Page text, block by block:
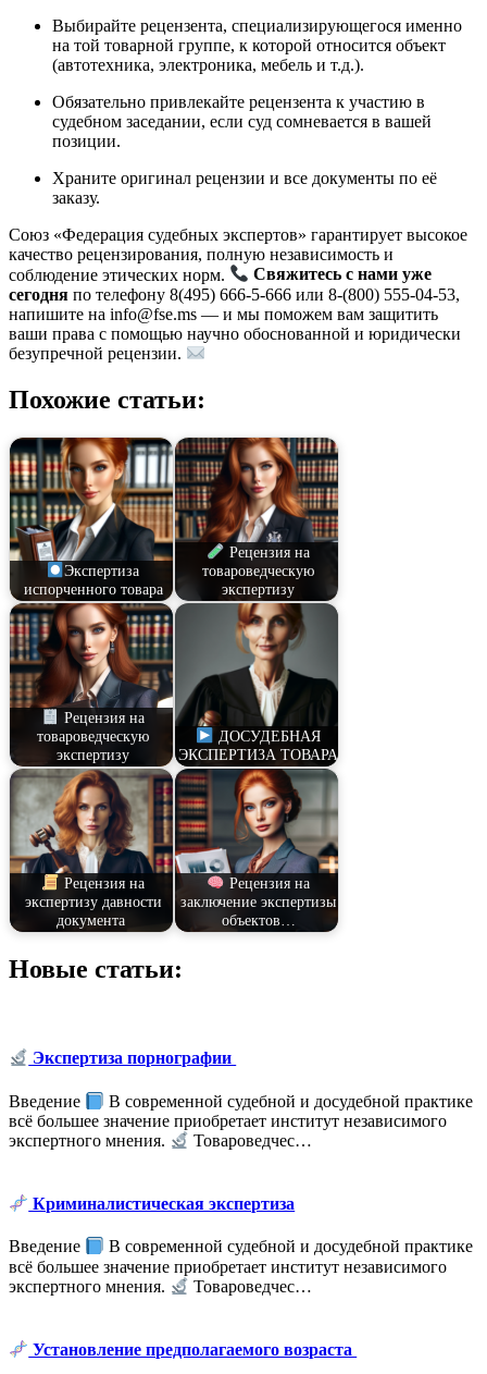
Выбирайте рецензента, специализирующегося именно
на той товарной группе, к которой относится объект
(автотехника, электроника, мебель и т.д.).
Обязательно привлекайте рецензента к участию в
судебном заседании, если суд сомневается в вашей
позиции.
Храните оригинал рецензии и все документы по её
заказу.
Союз «Федерация судебных экспертов» гарантирует высокое
качество рецензирования, полную независимость и
соблюдение этических норм.
Свяжитесь с нами уже
сегодня по телефону 8(495) 666-5-666 или 8-(800) 555-04-53,
напишите на info@fse.ms — и мы поможем вам защитить
ваши права с помощью научно обоснованной и юридически
безупречной рецензии.
Похожие статьи:
Экспертиза
испорченного товара
Рецензия на
товароведческую
экспертизу
Рецензия на
товароведческую
экспертизу
ДОСУДЕБНАЯ
ЭКСПЕРТИЗА ТОВАРА
Рецензия на
экспертизу давности
документа
Рецензия на
заключение экспертизы
объектов…
Новые статьи:
Экспертиза порнографии
Введение
В современной судебной и досудебной практике
всё большее значение приобретает институт независимого
экспертного мнения.
Товароведчес…
Криминалистическая экспертиза
Введение
В современной судебной и досудебной практике
всё большее значение приобретает институт независимого
экспертного мнения.
Товароведчес…
Установление предполагаемого возраста